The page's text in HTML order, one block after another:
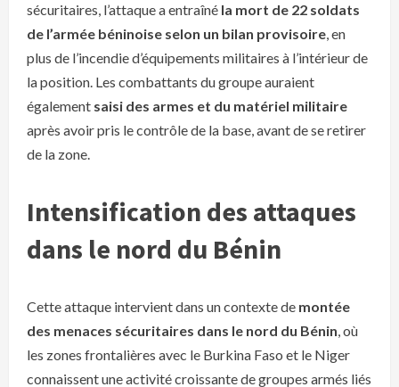
sécuritaires, l’attaque a entraîné la mort de 22 soldats
de l’armée béninoise selon un bilan provisoire, en
plus de l’incendie d’équipements militaires à l’intérieur de
la position. Les combattants du groupe auraient
également saisi des armes et du matériel militaire
après avoir pris le contrôle de la base, avant de se retirer
de la zone.
Intensification des attaques
dans le nord du Bénin
Cette attaque intervient dans un contexte de montée
des menaces sécuritaires dans le nord du Bénin, où
les zones frontalières avec le Burkina Faso et le Niger
connaissent une activité croissante de groupes armés liés